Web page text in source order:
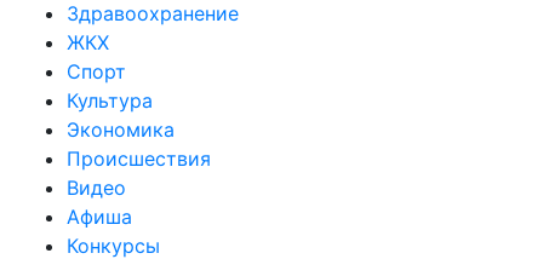
Здравоохранение
ЖКХ
Спорт
Культура
Экономика
Происшествия
Видео
Афиша
Конкурсы